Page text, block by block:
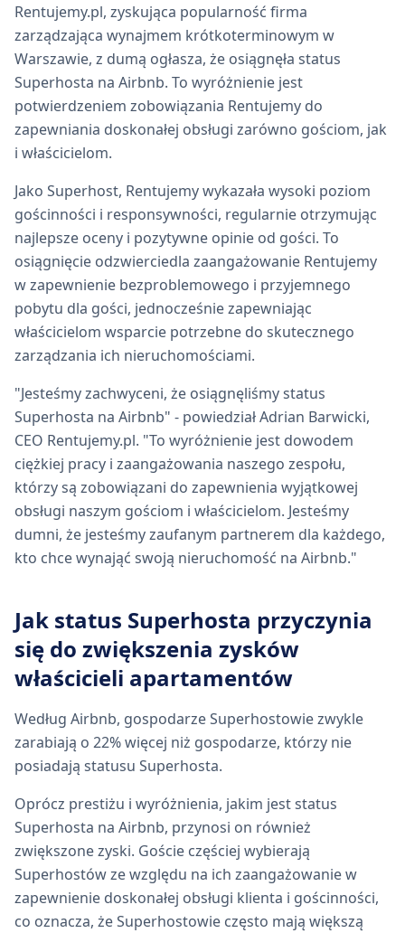
Rentujemy.pl, zyskująca popularność firma
zarządzająca wynajmem krótkoterminowym w
Warszawie, z dumą ogłasza, że osiągnęła status
Superhosta na Airbnb. To wyróżnienie jest
potwierdzeniem zobowiązania Rentujemy do
zapewniania doskonałej obsługi zarówno gościom, jak
i właścicielom.
Jako Superhost, Rentujemy wykazała wysoki poziom
gościnności i responsywności, regularnie otrzymując
najlepsze oceny i pozytywne opinie od gości. To
osiągnięcie odzwierciedla zaangażowanie Rentujemy
w zapewnienie bezproblemowego i przyjemnego
pobytu dla gości, jednocześnie zapewniając
właścicielom wsparcie potrzebne do skutecznego
zarządzania ich nieruchomościami.
"Jesteśmy zachwyceni, że osiągnęliśmy status
Superhosta na Airbnb" - powiedział Adrian Barwicki,
CEO Rentujemy.pl. "To wyróżnienie jest dowodem
ciężkiej pracy i zaangażowania naszego zespołu,
którzy są zobowiązani do zapewnienia wyjątkowej
obsługi naszym gościom i właścicielom. Jesteśmy
dumni, że jesteśmy zaufanym partnerem dla każdego,
kto chce wynająć swoją nieruchomość na Airbnb."
Jak status Superhosta przyczynia
się do zwiększenia zysków
właścicieli apartamentów
Według Airbnb, gospodarze Superhostowie zwykle
zarabiają o 22% więcej niż gospodarze, którzy nie
posiadają statusu Superhosta.
Oprócz prestiżu i wyróżnienia, jakim jest status
Superhosta na Airbnb, przynosi on również
zwiększone zyski. Goście częściej wybierają
Superhostów ze względu na ich zaangażowanie w
zapewnienie doskonałej obsługi klienta i gościnności,
co oznacza, że Superhostowie często mają większą